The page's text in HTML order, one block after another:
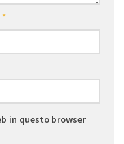
*
in questo browser